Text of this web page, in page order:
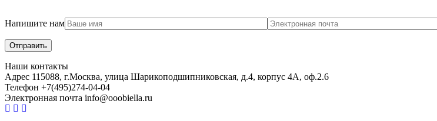
Напишите нам
Наши контакты
Адрес 115088, г.Москва, улица Шарикоподшипниковская, д.4, корпус 4А, оф.2.6
Телефон +7(495)274-04-04
Электронная почта info@ooobiella.ru